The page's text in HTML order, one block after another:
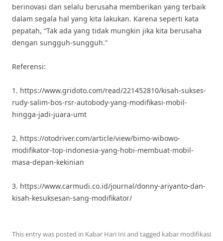
berinovasi dan selalu berusaha memberikan yang terbaik
dalam segala hal yang kita lakukan. Karena seperti kata
pepatah, “Tak ada yang tidak mungkin jika kita berusaha
dengan sungguh-sungguh.”
Referensi:
1. https://www.gridoto.com/read/221452810/kisah-sukses-
rudy-salim-bos-rsr-autobody-yang-modifikasi-mobil-
hingga-jadi-juara-umt
2. https://otodriver.com/article/view/bimo-wibowo-
modifikator-top-indonesia-yang-hobi-membuat-mobil-
masa-depan-kekinian
3. https://www.carmudi.co.id/journal/donny-ariyanto-dan-
kisah-kesuksesan-sang-modifikator/
This entry was posted in Kabar Hari Iniand tagged kabar modifikasi